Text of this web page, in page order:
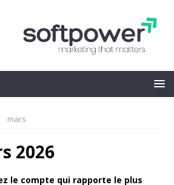
mars
2026
le compte qui rapporte le plus